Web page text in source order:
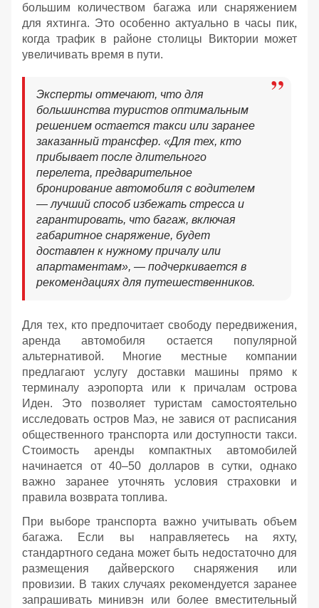
большим количеством багажа или снаряжением
для яхтинга. Это особенно актуально в часы пик,
когда трафик в районе столицы Виктории может
увеличивать время в пути.
Эксперты отмечают, что для
большинства туристов оптимальным
решением остается такси или заранее
заказанный трансфер. «Для тех, кто
прибывает после длительного
перелета, предварительное
бронирование автомобиля с водителем
— лучший способ избежать стресса и
гарантировать, что багаж, включая
габаритное снаряжение, будет
доставлен к нужному причалу или
апартаментам», — подчеркивается в
рекомендациях для путешественников.
Для тех, кто предпочитает свободу передвижения,
аренда автомобиля остается популярной
альтернативой. Многие местные компании
предлагают услугу доставки машины прямо к
терминалу аэропорта или к причалам острова
Иден. Это позволяет туристам самостоятельно
исследовать остров Маэ, не завися от расписания
общественного транспорта или доступности такси.
Стоимость аренды компактных автомобилей
начинается от 40–50 долларов в сутки, однако
важно заранее уточнять условия страховки и
правила возврата топлива.
При выборе транспорта важно учитывать объем
багажа. Если вы направляетесь на яхту,
стандартного седана может быть недостаточно для
размещения дайверского снаряжения или
провизии. В таких случаях рекомендуется заранее
запрашивать минивэн или более вместительный